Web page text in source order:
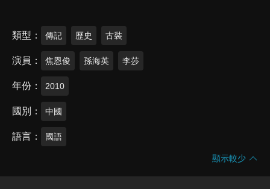
類型 傳記 歷史 古裝
演員 焦恩俊 孫海英 李莎
年份 2010
國別 中國
語言 國語
顯示較少